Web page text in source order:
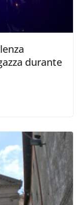
durante